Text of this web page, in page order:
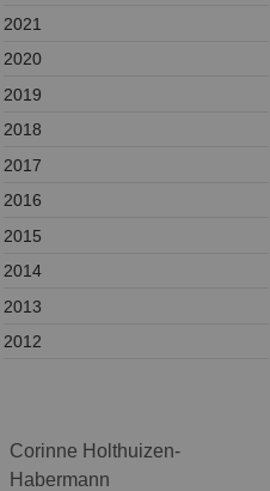
2021
2020
2019
2018
2017
2016
2015
2014
2013
2012
Corinne Holthuizen-
Habermann